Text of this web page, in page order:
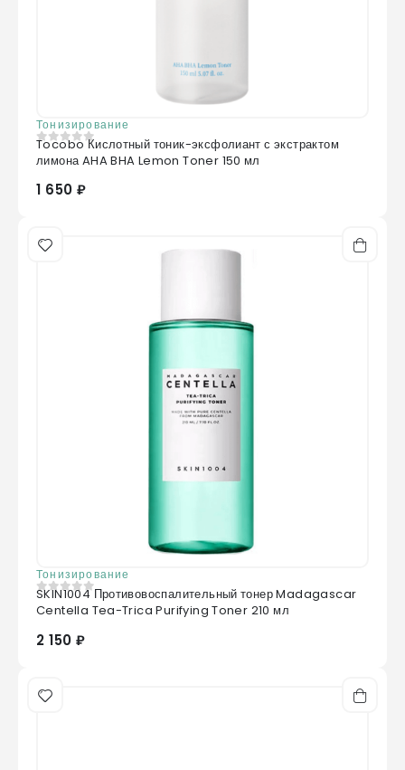
Тонизирование
0 из 5
Tocobo Кислотный тоник-эксфолиант с экстрактом
лимона AHA BHA Lemon Toner 150 мл
1 650 ₽
Тонизирование
0из 5
SKIN1004 Противовоспалительный тонер Madagascar
Centella Tea-Trica Purifying Toner 210 мл
2 150 ₽